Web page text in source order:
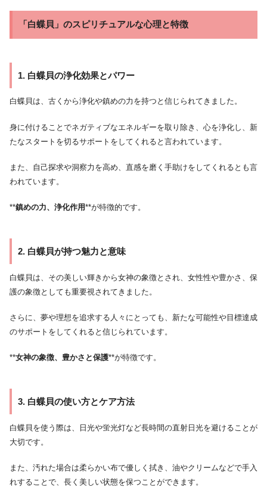
「白蝶貝」のスピリチュアルな心理と特徴
1. 白蝶貝の浄化効果とパワー
白蝶貝は、古くから浄化や鎮めの力を持つと信じられてきました。
身に付けることでネガティブなエネルギーを取り除き、心を浄化し、新
たなスタートを切るサポートをしてくれると言われています。
また、自己探求や洞察力を高め、直感を磨く手助けをしてくれるとも言
われています。
**鎮めの力、浄化作用**が特徴的です。
2. 白蝶貝が持つ魅力と意味
白蝶貝は、その美しい輝きから女神の象徴とされ、女性性や豊かさ、保
護の象徴としても重要視されてきました。
さらに、夢や理想を追求する人々にとっても、新たな可能性や目標達成
のサポートをしてくれると信じられています。
**女神の象徴、豊かさと保護**が特徴です。
3. 白蝶貝の使い方とケア方法
白蝶貝を使う際は、日光や蛍光灯など長時間の直射日光を避けることが
大切です。
また、汚れた場合は柔らかい布で優しく拭き、油やクリームなどで手入
れすることで、長く美しい状態を保つことができます。